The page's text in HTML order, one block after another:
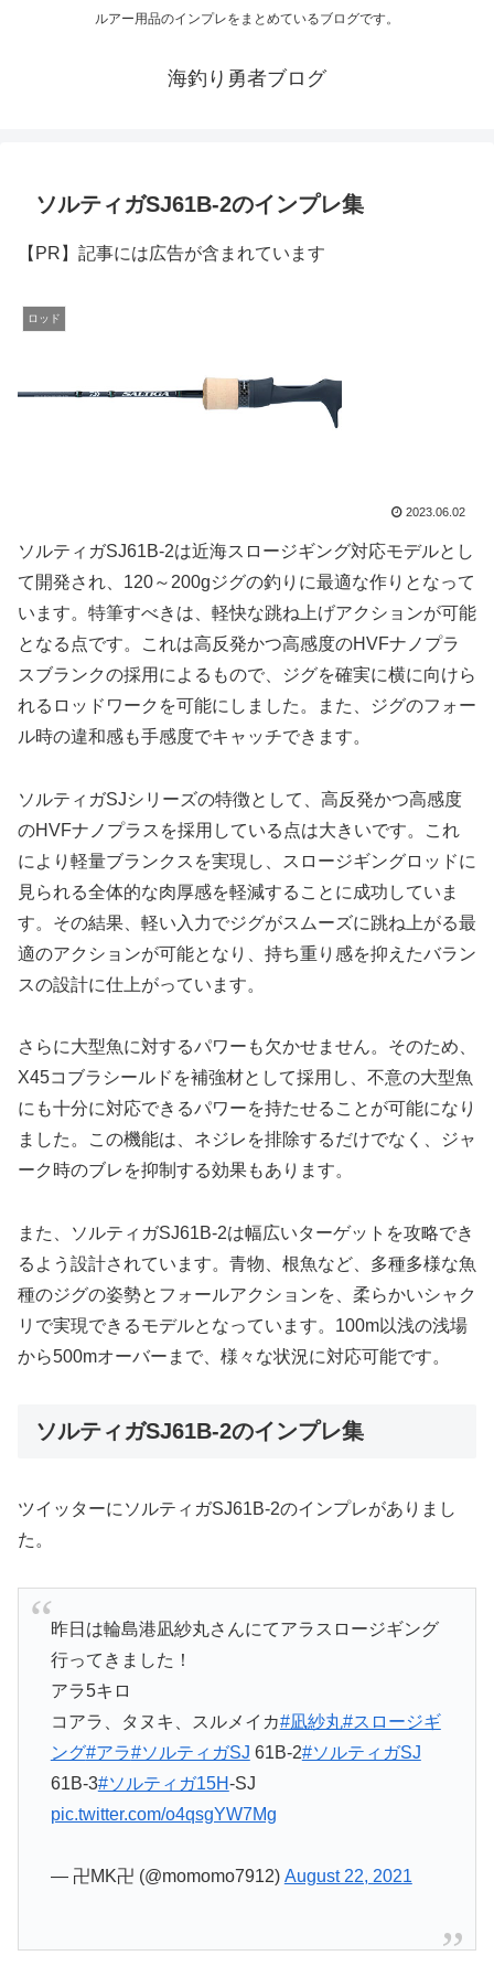
ルアー用品のインプレをまとめているブログです。
海釣り勇者ブログ
ソルティガSJ61B-2のインプレ集
【PR】記事には広告が含まれています
ロッド
2023.06.02
ソルティガSJ61B-2は近海スロージギング対応モデルとし
て開発され、120～200gジグの釣りに最適な作りとなって
います。特筆すべきは、軽快な跳ね上げアクションが可能
となる点です。これは高反発かつ高感度のHVFナノプラ
スブランクの採用によるもので、ジグを確実に横に向けら
れるロッドワークを可能にしました。また、ジグのフォー
ル時の違和感も手感度でキャッチできます。
ソルティガSJシリーズの特徴として、高反発かつ高感度
のHVFナノプラスを採用している点は大きいです。これ
により軽量ブランクスを実現し、スロージギングロッドに
見られる全体的な肉厚感を軽減することに成功していま
す。その結果、軽い入力でジグがスムーズに跳ね上がる最
適のアクションが可能となり、持ち重り感を抑えたバラン
スの設計に仕上がっています。
さらに大型魚に対するパワーも欠かせません。そのため、
X45コブラシールドを補強材として採用し、不意の大型魚
にも十分に対応できるパワーを持たせることが可能になり
ました。この機能は、ネジレを排除するだけでなく、ジャ
ーク時のブレを抑制する効果もあります。
また、ソルティガSJ61B-2は幅広いターゲットを攻略でき
るよう設計されています。青物、根魚など、多種多様な魚
種のジグの姿勢とフォールアクションを、柔らかいシャク
リで実現できるモデルとなっています。100m以浅の浅場
から500mオーバーまで、様々な状況に対応可能です。
ソルティガSJ61B-2のインプレ集
ツイッターにソルティガSJ61B-2のインプレがありまし
た。
昨日は輪島港凪紗丸さんにてアラスロージギング
行ってきました！
アラ5キロ
コアラ、タヌキ、スルメイカ#凪紗丸#スロージギ
ング#アラ#ソルティガSJ 61B-2#ソルティガSJ
61B-3#ソルティガ15H-SJ
pic.twitter.com/o4qsgYW7Mg
— 卍MK卍 (@momomo7912) August 22, 2021